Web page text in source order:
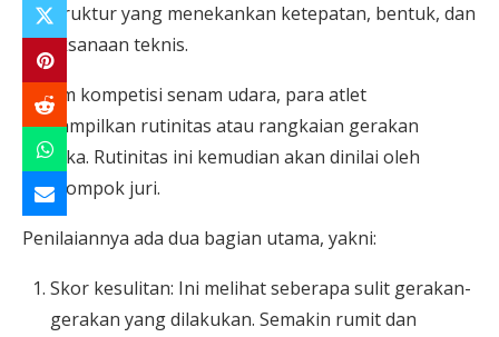
terstruktur yang menekankan ketepatan, bentuk, dan
pelaksanaan teknis.
Dalam kompetisi senam udara, para atlet
menampilkan rutinitas atau rangkaian gerakan
mereka. Rutinitas ini kemudian akan dinilai oleh
sekelompok juri.
Penilaiannya ada dua bagian utama, yakni:
Skor kesulitan: Ini melihat seberapa sulit gerakan-
gerakan yang dilakukan. Semakin rumit dan